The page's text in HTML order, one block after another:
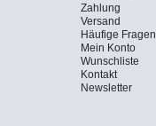
Zahlung
Versand
Häufige Fragen
Mein Konto
Wunschliste
Kontakt
Newsletter